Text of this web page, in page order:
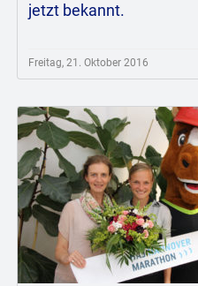
jetzt bekannt.
Freitag, 21. Oktober 2016